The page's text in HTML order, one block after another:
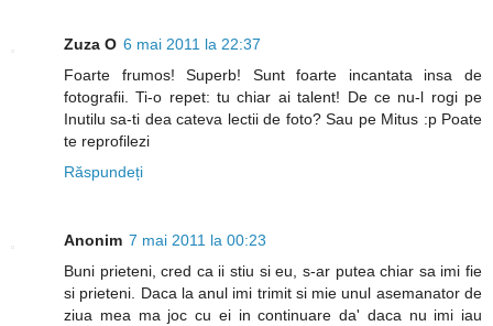
Zuza O 6 mai 2011 la 22:37
Foarte frumos! Superb! Sunt foarte incantata insa de
fotografii. Ti-o repet: tu chiar ai talent! De ce nu-l rogi pe
Inutilu sa-ti dea cateva lectii de foto? Sau pe Mitus :p Poate
te reprofilezi
Răspundeți
Anonim 7 mai 2011 la 00:23
Buni prieteni, cred ca ii stiu si eu, s-ar putea chiar sa imi fie
si prieteni. Daca la anul imi trimit si mie unul asemanator de
ziua mea ma joc cu ei in continuare da' daca nu imi iau